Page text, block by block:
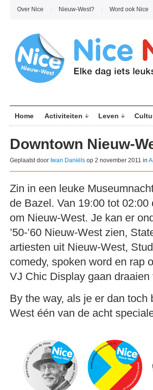
Over Nice Nieuw-West? Word ook Nice
Home Activiteiten Leven
Downtown Nieuw-
Geplaatst door Iwan Daniëls op 2 november 2011 in
Zin in een leuke
de Bazel. Van 19:00 tot 02:00
om Nieuw-West. Je kan er
’50-’60 Nieuw-West zien,
artiesten uit Nieuw-West,
comedy, spoken word en rap
VJ Chic Display gaan
By the way, als je er dan
West één van de acht